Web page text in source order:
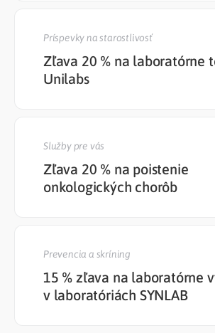
Príspevky na starostlivosť
Zľava 20 % na laboratórne
Unilabs
Služby pre vás
Zľava 20 % na poistenie
onkologických chorôb
Prevencia a skríning
15 % zľava na laboratórne
v laboratóriách SYNLAB